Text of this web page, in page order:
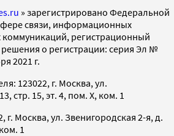
» зарегистрировано Федеральной
связи, информационных
коммуникаций, регистрационный
о регистрации: серия Эл №
2021 г.
123022, г. Москва, ул.
стр. 15, эт. 4, пом. X, ком. 1
г. Москва, ул. Звенигородская 2-я, д.
1